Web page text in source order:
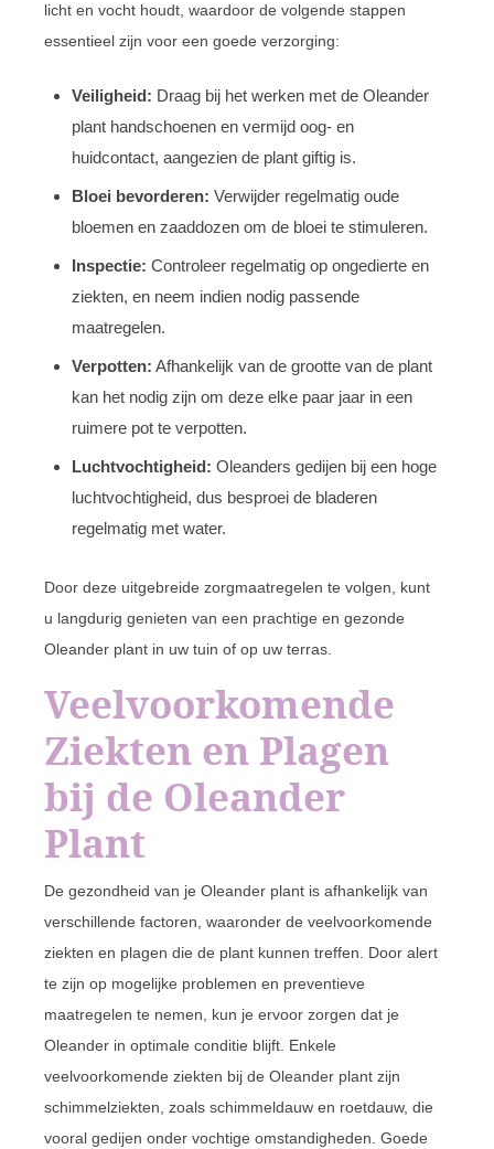
licht en vocht houdt, waardoor de volgende stappen
essentieel zijn voor een goede verzorging:
Veiligheid: Draag bij het werken met de Oleander
plant handschoenen en vermijd oog- en
huidcontact, aangezien de plant giftig is.
Bloei bevorderen: Verwijder regelmatig oude
bloemen en zaaddozen om de bloei te stimuleren.
Inspectie: Controleer regelmatig op ongedierte en
ziekten, en neem indien nodig passende
maatregelen.
Verpotten: Afhankelijk van de grootte van de plant
kan het nodig zijn om deze elke paar jaar in een
ruimere pot te verpotten.
Luchtvochtigheid: Oleanders gedijen bij een hoge
luchtvochtigheid, dus besproei de bladeren
regelmatig met water.
Door deze uitgebreide zorgmaatregelen te volgen, kunt
u langdurig genieten van een prachtige en gezonde
Oleander plant in uw tuin of op uw terras.
Veelvoorkomende
Ziekten en Plagen
bij de Oleander
Plant
De gezondheid van je Oleander plant is afhankelijk van
verschillende factoren, waaronder de veelvoorkomende
ziekten en plagen die de plant kunnen treffen. Door alert
te zijn op mogelijke problemen en preventieve
maatregelen te nemen, kun je ervoor zorgen dat je
Oleander in optimale conditie blijft. Enkele
veelvoorkomende ziekten bij de Oleander plant zijn
schimmelziekten, zoals schimmeldauw en roetdauw, die
vooral gedijen onder vochtige omstandigheden. Goede